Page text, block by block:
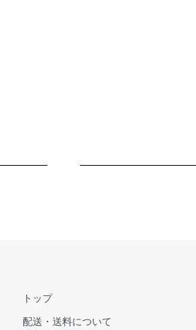
トップ
配送・送料について